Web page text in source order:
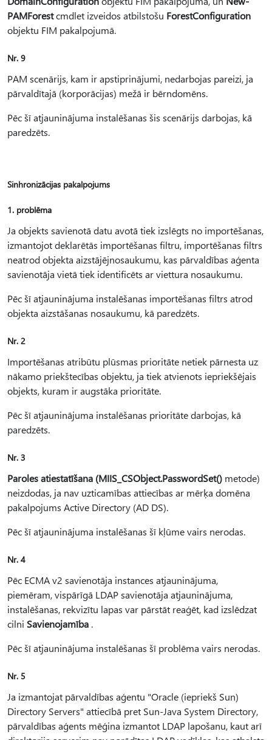
PAMForestcmdlet izveidos atbilstošu ForestConfiguration
objektu FIM pakalpojumā.
Nr. 9
PAM scenārijs, kam ir apstiprinājumi, nedarbojas pareizi, ja
pārvaldītajā (korporācijas) mežā ir bērndomēns.
Pēc šī atjauninājuma instalēšanas šis scenārijs darbojas, kā
paredzēts.
Sinhronizācijas pakalpojums
1. problēma
Ja objekts savienotā datu avotā tiek izslēgts no importēšanas,
izmantojot deklarētās importēšanas filtru, importēšanas filtrs
neatrod objekta aizstājējnosaukumu, kas pārvaldības aģenta
savienotāja vietā tiek identificēts ar viettura nosaukumu.
Pēc šī atjauninājuma instalēšanas importēšanas filtrs atrod
objekta aizstāšanas nosaukumu, kā paredzēts.
Nr. 2
Importēšanas atribūtu plūsmas prioritāte netiek pārnesta uz
nākamo priekštecības objektu, ja tiek atvienots iepriekšējais
objekts, kuram ir augstāka prioritāte.
Pēc šī atjauninājuma instalēšanas prioritāte darbojas, kā
paredzēts.
Nr. 3
Paroles atiestatīšana (MIIS_CSObject.PasswordSet() metode)
neizdodas, ja nav uzticamības attiecības ar mērķa domēna
pakalpojums Active Directory (AD DS).
Pēc šī atjauninājuma instalēšanas šī kļūme vairs nerodas.
Nr. 4
Pēc ECMA v2 savienotāja instances atjauninājuma,
piemēram, vispārīgā LDAP savienotāja atjauninājuma,
instalēšanas, rekvizītu lapas var pārstāt reaģēt, kad izslēdzat
cilni Savienojamība .
Pēc šī atjauninājuma instalēšanas šī problēma vairs nerodas.
Nr. 5
Ja izmantojat pārvaldības aģentu "Oracle (iepriekš Sun)
Directory Servers" attiecībā pret Sun-Java System Directory,
pārvaldības aģents mēģina izmantot LDAP lapošanu, kaut arī